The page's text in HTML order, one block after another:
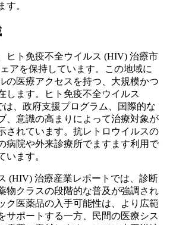
す。
ヒト免疫不全ウイルス (HIV) 治療市
アを保持しています。この地域に
の医療アクセスを持つ、大規模かつ
します。ヒト免疫不全ウイルス
、政府支援プログラム、国際的な
、意識の高まりによって治療対象が
されています。抗レトロウイルスの
病院や外来診療所でますます利用で
います。
(HIV) 治療産業レポートでは、診断
物クラスの段階的な普及が強調され
ク医薬品の入手可能性は、より広範
サポートする一方、民間の医療シス